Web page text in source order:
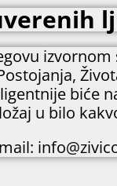
biće
u bilo